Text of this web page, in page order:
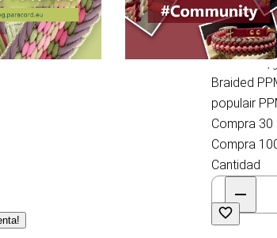
IVA incluido,
Braided
populair
Compra 30
Compra
Cantidad